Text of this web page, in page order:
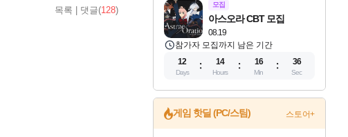
목록 댓글(128)
모집
08.19
아스오라 CBT 모집
참가자 모집까지 남은 기간
12
Days
14
Hours
16
Min
34
Sec
게임 핫딜 (PC/스팀) 스토어+